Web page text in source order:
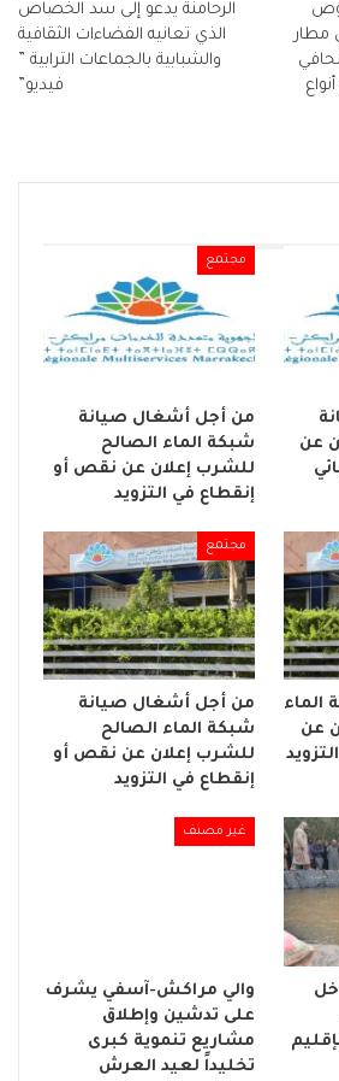
مطار
الرحامنة يدعو إلى سد الخصاص
الذي تعانيه الفضاءات الثقافية
والشبابية بالجماعات الترابية ”
فيديو”
عن
مجتمع
من أجل أشغال صيانة
شبكة الماء الصالح
للشرب إعلان عن نقص أو
إنقطاع في التزويد
الماء
عن
مجتمع
من أجل أشغال صيانة
شبكة الماء الصالح
للشرب إعلان عن نقص أو
إنقطاع في التزويد
غير مصنف
والي مراكش-آسفي يشرف
على تدشين وإطلاق
مشاريع تنموية كبرى
تخليداً لعيد العرش